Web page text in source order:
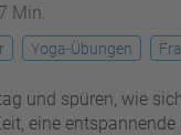
Min.
Yoga-Übungen
und spüren, wie
eine